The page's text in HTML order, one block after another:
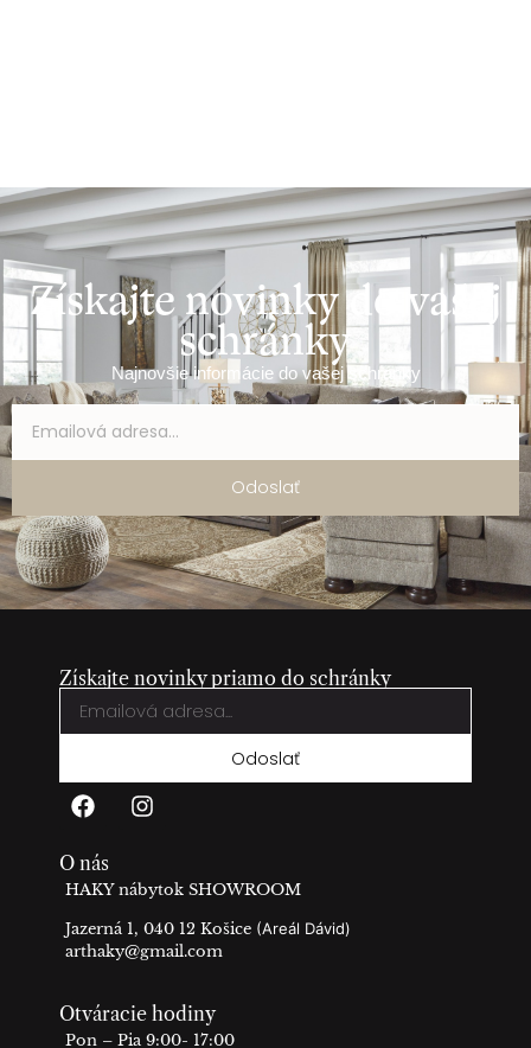
Získajte novinky do vašej
schránky
Najnovšie informácie do vašej schránky
Odoslať
Získajte novinky priamo do schránky
Odoslať
O nás
HAKY nábytok SHOWROOM
Jazerná 1, 040 12 Košice (Areál Dávid)
arthaky@gmail.com
Otváracie hodiny
Pon – Pia 9:00- 17:00